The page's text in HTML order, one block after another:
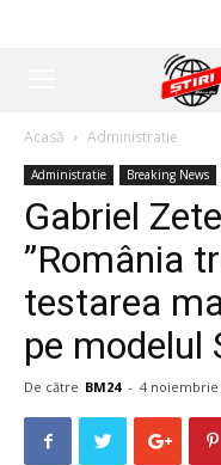
Acasă Administratie
Administratie Breaking News
Gabriel
”România
testarea
pe modelul
De către BM24 - 4 noiembrie